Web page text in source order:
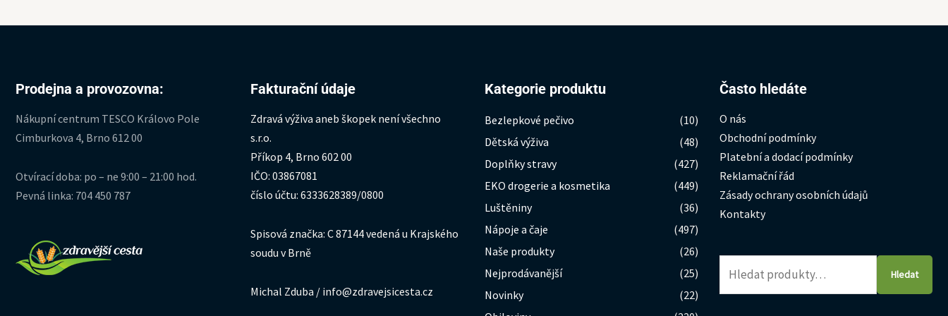
Prodejna a provozovna:
Nákupní centrum TESCO Královo Pole
Cimburkova 4, Brno 612 00
Otvírací doba: po – ne 9:00 – 21:00 hod.
Pevná linka: 704 450 787
Fakturační údaje
Zdravá výživa aneb škopek není všechno
s.r.o.
Příkop 4, Brno 602 00
IČO: 03867081
číslo účtu: 6333628389/0800
Spisová značka: C 87144 vedená u Krajského
soudu v Brně
Michal Zduba / info@zdravejsicesta.cz
Kategorie produktu
Bezlepkové pečivo
(10)
Dětská výživa
(48)
Doplňky stravy
(427)
EKO drogerie a kosmetika
(449)
Luštěniny
(36)
Nápoje a čaje
(497)
Naše produkty
(26)
Nejprodávanější
(25)
Novinky
(22)
Často hledáte
O nás
Obchodní podmínky
Platební a dodací podmínky
Reklamační řád
Zásady ochrany osobních údajů
Kontakty
Hledat:
Hledat